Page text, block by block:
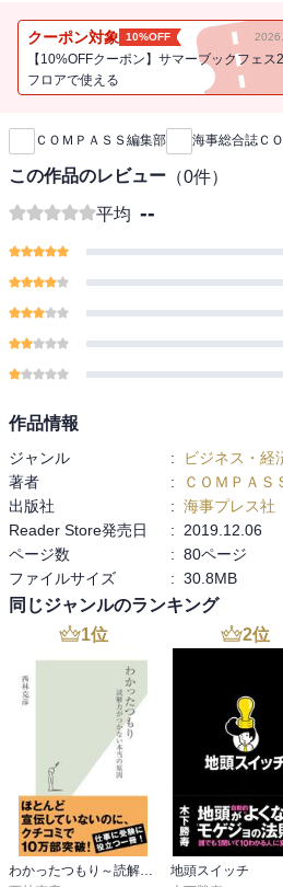
海運・造船・舶用工業を対象分野とし
界の現況・将来を鋭く分析・解説し、
として、強い影響力を持っています。
向、現地取材による海外レポートなど
のインタビューや対談、技術革新や新
介、国際競争力問題と、タイムリーな
クーポン対象 10%OFF
【10%OFFクーポン】サマーブックフェス
フロアで使える
新刊通知
ＣＯＭＰＡＳＳ編集部 海事総合誌Ｃ
この作品のレビュー （0件）
平均 --
作品情報
ジャンル : ビジネス・経
著者
:
ＣＯＭＰＡＳ
出版社
: 海事プレス社
Reader Store発売日
:
2019.12.06
ページ数
: 80ページ
ファイルサイズ
: 30.8MB
同じジャンルのランキング
1位
わかったつもり～読解力がつかない本当の原因～
2位
地頭スイッチ